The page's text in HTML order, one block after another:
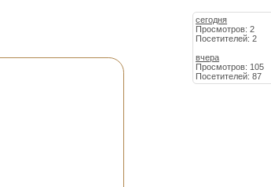
сегодня
Просмотров: 2
Посетителей: 2
вчера
Просмотров: 105
Посетителей: 87